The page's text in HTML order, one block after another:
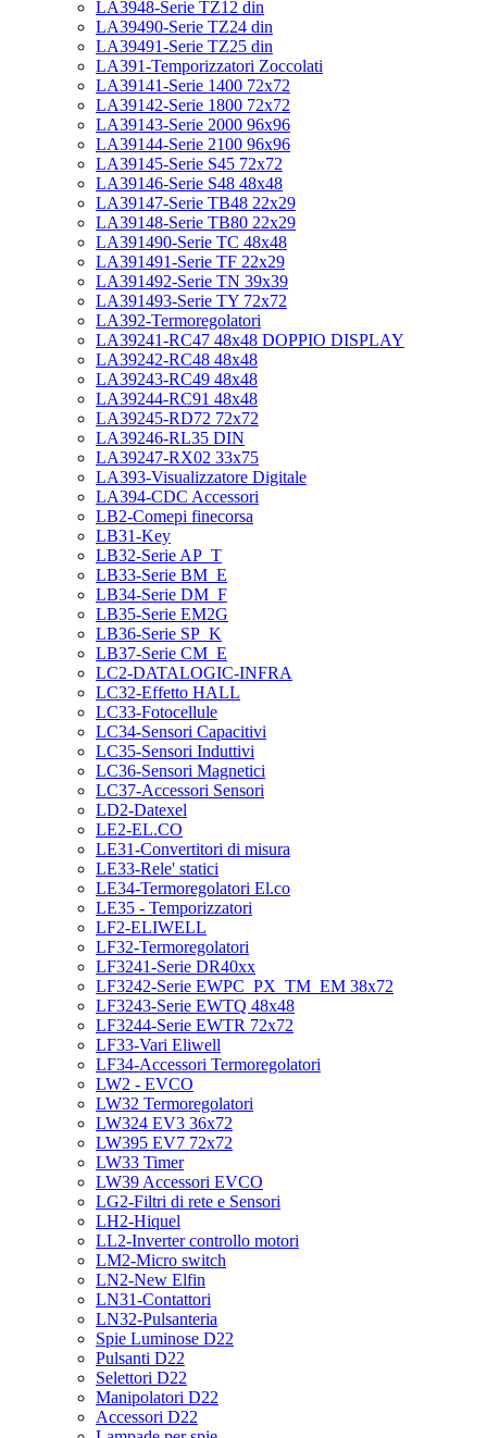
LA3948-Serie TZ12 din
LA39490-Serie TZ24 din
LA39491-Serie TZ25 din
LA391-Temporizzatori Zoccolati
LA39141-Serie 1400 72x72
LA39142-Serie 1800 72x72
LA39143-Serie 2000 96x96
LA39144-Serie 2100 96x96
LA39145-Serie S45 72x72
LA39146-Serie S48 48x48
LA39147-Serie TB48 22x29
LA39148-Serie TB80 22x29
LA391490-Serie TC 48x48
LA391491-Serie TF 22x29
LA391492-Serie TN 39x39
LA391493-Serie TY 72x72
LA392-Termoregolatori
LA39241-RC47 48x48 DOPPIO DISPLAY
LA39242-RC48 48x48
LA39243-RC49 48x48
LA39244-RC91 48x48
LA39245-RD72 72x72
LA39246-RL35 DIN
LA39247-RX02 33x75
LA393-Visualizzatore Digitale
LA394-CDC Accessori
LB2-Comepi finecorsa
LB31-Key
LB32-Serie AP_T
LB33-Serie BM_E
LB34-Serie DM_F
LB35-Serie EM2G
LB36-Serie SP_K
LB37-Serie CM_E
LC2-DATALOGIC-INFRA
LC32-Effetto HALL
LC33-Fotocellule
LC34-Sensori Capacitivi
LC35-Sensori Induttivi
LC36-Sensori Magnetici
LC37-Accessori Sensori
LD2-Datexel
LE2-EL.CO
LE31-Convertitori di misura
LE33-Rele' statici
LE34-Termoregolatori El.co
LE35 - Temporizzatori
LF2-ELIWELL
LF32-Termoregolatori
LF3241-Serie DR40xx
LF3242-Serie EWPC_PX_TM_EM 38x72
LF3243-Serie EWTQ 48x48
LF3244-Serie EWTR 72x72
LF33-Vari Eliwell
LF34-Accessori Termoregolatori
LW2 - EVCO
LW32 Termoregolatori
LW324 EV3 36x72
LW395 EV7 72x72
LW33 Timer
LW39 Accessori EVCO
LG2-Filtri di rete e Sensori
LH2-Hiquel
LL2-Inverter controllo motori
LM2-Micro switch
LN2-New Elfin
LN31-Contattori
LN32-Pulsanteria
Spie Luminose D22
Pulsanti D22
Selettori D22
Manipolatori D22
Accessori D22